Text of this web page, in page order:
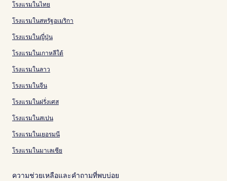
โรงแรมในไทย
โรงแรมในสหรัฐอเมริกา
โรงแรมในญี่ปุ่น
โรงแรมในเกาหลีใต้
โรงแรมในลาว
โรงแรมในจีน
โรงแรมในฝรั่งเศส
โรงแรมในสเปน
โรงแรมในเยอรมนี
โรงแรมในมาเลเซีย
ความช่วยเหลือและคำถามที่พบบ่อย